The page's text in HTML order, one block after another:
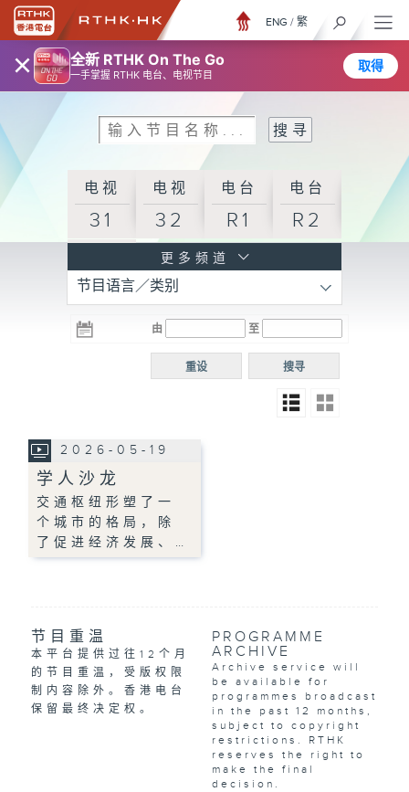
× 全新 RTHK On The Go
一手掌握 RTHK 电台、电视节目
取得
ENG / 繁
电视
31
电视
32
电台
R1
电台
R2
R3
电台 电台
R5
电台
普通
更多频道
节目语言／类别
由 至
搜寻
重设
2026-05-19
学人沙龙
交通枢纽形塑了一
个城市的格局，除
了促进经济发展、…
节目重温
本平台提供过往12个月
的节目重温，受版权限
制内容除外。香港电台
保留最终决定权。
PROGRAMME
ARCHIVE
Archive service will
be available for
programmes broadcast
in the past 12 months,
subject to copyright
restrictions. RTHK
reserves the right to
make the final
decision.